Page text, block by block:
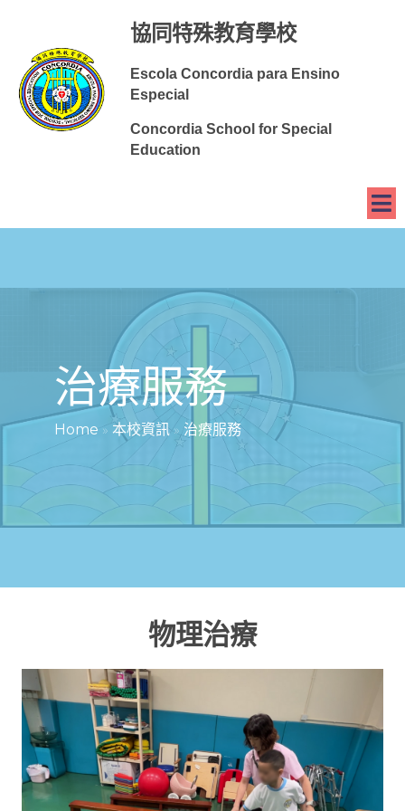
協同特殊教育學校
Escola Concordia para Ensino
Especial
Concordia School for Special
Education
治療服務
Home » 本校資訊 » 治療服務
物理治療